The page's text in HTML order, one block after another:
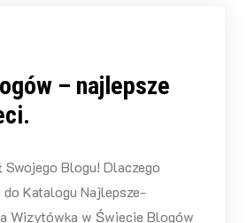
– najlepsze
Swojego Blogu! Dlaczego
Katalogu Najlepsze-
Wizytówka w Świecie Blogów